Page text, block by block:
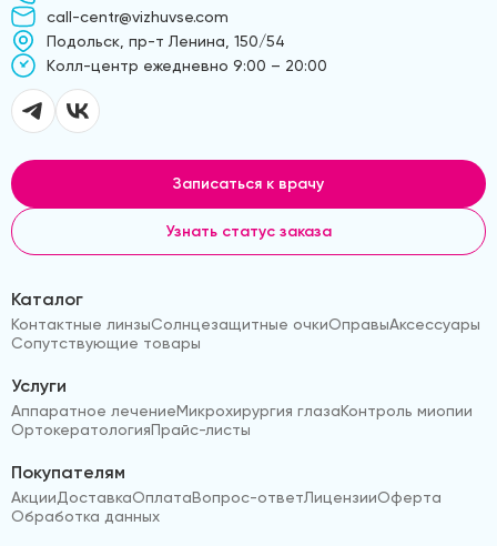
call-centr@vizhuvse.com
Подольск, пр-т Ленина, 150/54
Kолл-центр ежедневно 9:00 – 20:00
Записаться к врачу
Узнать статус заказа
Каталог
Контактные линзыСолнцезащитные очкиОправыАксессуары
Сопутствующие товары
Услуги
Аппаратное лечениеМикрохирургия глазаКонтроль миопии
ОртокератологияПрайс-листы
Покупателям
АкцииДоставкаОплатаВопрос-ответЛицензииОферта
Обработка данных